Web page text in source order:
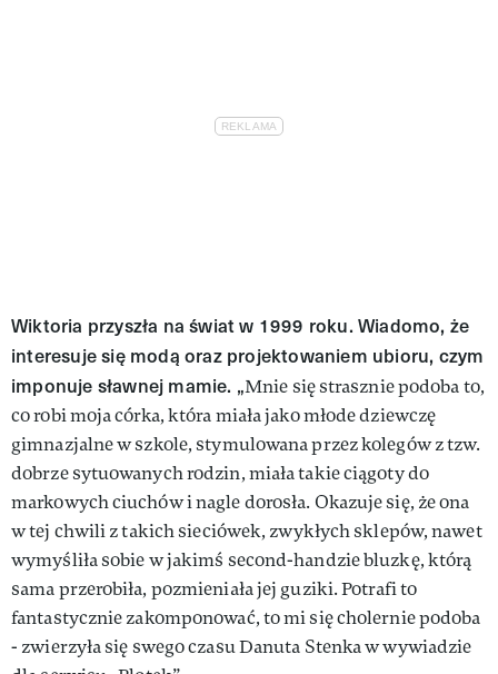
Wiktoria przyszła na świat w 1999 roku. Wiadomo, że
interesuje się modą oraz projektowaniem ubioru, czym
imponuje sławnej mamie. „Mnie się strasznie podoba to,
co robi moja córka, która miała jako młode dziewczę
gimnazjalne w szkole, stymulowana przez kolegów z tzw.
dobrze sytuowanych rodzin, miała takie ciągoty do
markowych ciuchów i nagle dorosła. Okazuje się, że ona
w tej chwili z takich sieciówek, zwykłych sklepów, nawet
wymyśliła sobie w jakimś second-handzie bluzkę, którą
sama przerobiła, pozmieniała jej guziki. Potrafi to
fantastycznie zakomponować, to mi się cholernie podoba
- zwierzyła się swego czasu Danuta Stenka w wywiadzie